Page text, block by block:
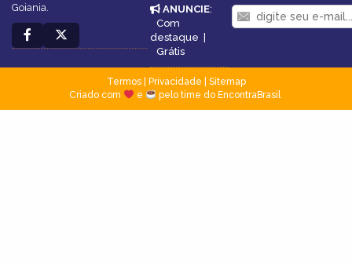
Goiania.
ANUNCIE:
Com
destaque |
Grátis
Termos| Privacidade
Sitemap
Criado com
e pelo time do EncontraBrasil